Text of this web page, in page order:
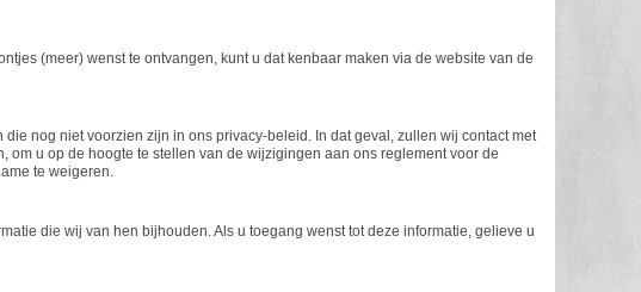
(meer) wenst te ontvangen, kunt u dat kenbaar maken via de website van de
nog niet voorzien zijn in ons privacy-beleid. In dat geval, zullen wij contact met
u op de hoogte te stellen van de wijzigingen aan ons reglement voor de
te weigeren.
die wij van hen bijhouden. Als u toegang wenst tot deze informatie, gelieve u